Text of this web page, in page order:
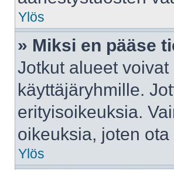
Ylös
» Miksi en pääse
Jotkut alueet
käyttäjäryhmille.
erityisoikeuksia.
oikeuksia, joten
Ylös